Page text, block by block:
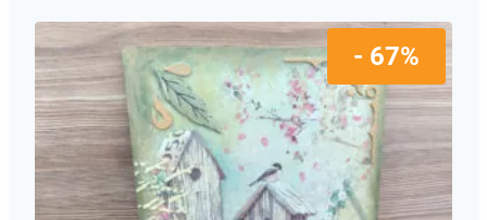
- 67%